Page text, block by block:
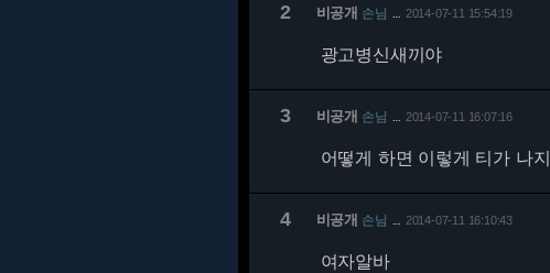
2 비공개 손님 2014-07-11 15:54:19
광고병신새끼야
3 비공개 손님 2014-07-11 16:07:16
어떻게 하면 이렇게 티가 나지
4 비공개 손님 2014-07-11 16:10:43
여자알바